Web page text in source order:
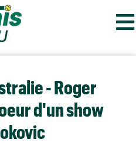
≡
- Roger
d'un show